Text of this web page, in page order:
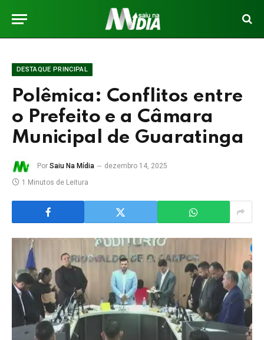
DESTAQUE PRINCIPAL
Polêmica: Conflitos entre
o Prefeito e a Câmara
Municipal de Guaratinga
Por Saiu Na Mídia
dezembro 14, 2025
1 Minutos de Leitura